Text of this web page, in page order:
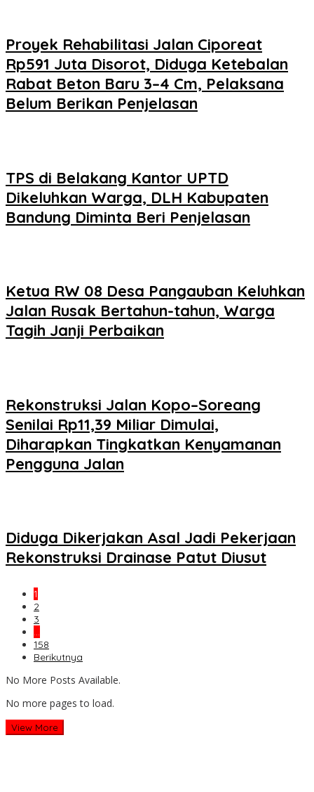
Proyek Rehabilitasi Jalan Ciporeat
Rp591 Juta Disorot, Diduga Ketebalan
Rabat Beton Baru 3–4 Cm, Pelaksana
Belum Berikan Penjelasan
TPS di Belakang Kantor UPTD
Dikeluhkan Warga, DLH Kabupaten
Bandung Diminta Beri Penjelasan
Ketua RW 08 Desa Pangauban Keluhkan
Jalan Rusak Bertahun-tahun, Warga
Tagih Janji Perbaikan
Rekonstruksi Jalan Kopo–Soreang
Senilai Rp11,39 Miliar Dimulai,
Diharapkan Tingkatkan Kenyamanan
Pengguna Jalan
Diduga Dikerjakan Asal Jadi Pekerjaan
Rekonstruksi Drainase Patut Diusut
1
2
3
…
158
Berikutnya
No More Posts Available.
No more pages to load.
View More